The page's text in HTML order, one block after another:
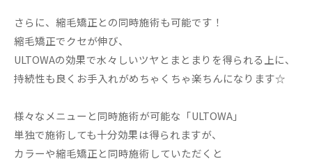
さらに、縮毛矯正との同時施術も可能です！
縮毛矯正でクセが伸び、
ULTOWAの効果で水々しいツヤとまとまりを得られる上に、
持続性も良くお手入れがめちゃくちゃ楽ちんになります☆
様々なメニューと同時施術が可能な「ULTOWA」
単独で施術しても十分効果は得られますが、
カラーや縮毛矯正と同時施術していただくと